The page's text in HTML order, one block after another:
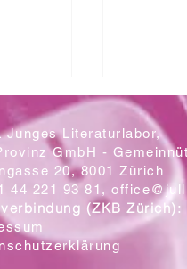
Ein Blick
Junges Literaturlabor,
GmbH -
20, 8001 Zürich
44 221 93 81,
(ZKB Zürich):